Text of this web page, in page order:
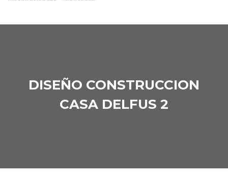
DISEÑO CONSTRUCCION
CASA DELFUS 2